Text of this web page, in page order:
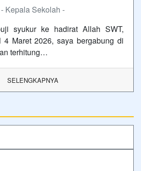
- Kepala Sekolah -
syukur ke hadirat Allah SWT,
4 Maret 2026, saya bergabung di
terhitung…
SELENGKAPNYA